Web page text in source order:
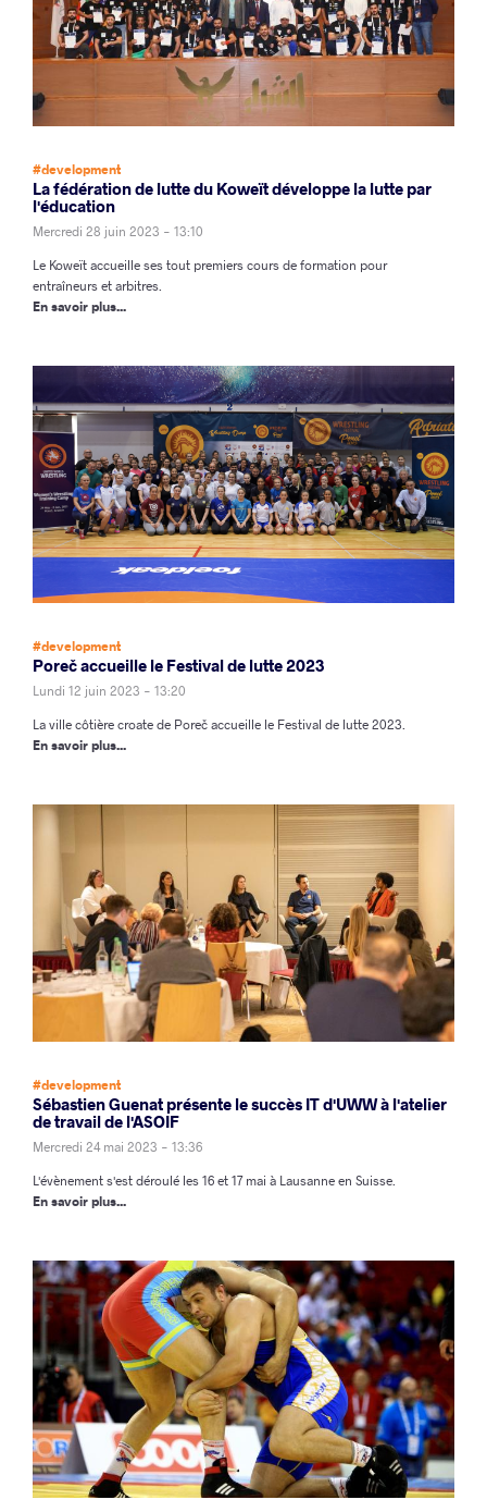
#development
La fédération de lutte du Koweït développe la lutte par
l'éducation
Mercredi 28 juin 2023 - 13:10
Le Koweït accueille ses tout premiers cours de formation pour
entraîneurs et arbitres.
En savoir plus...
#development
Poreč accueille le Festival de lutte 2023
Lundi 12 juin 2023 - 13:20
La ville côtière croate de Poreč accueille le Festival de lutte 2023.
En savoir plus...
#development
Sébastien Guenat présente le succès IT d'UWW à l'atelier
de travail de l'ASOIF
Mercredi 24 mai 2023 - 13:36
L'évènement s'est déroulé les 16 et 17 mai à Lausanne en Suisse.
En savoir plus...